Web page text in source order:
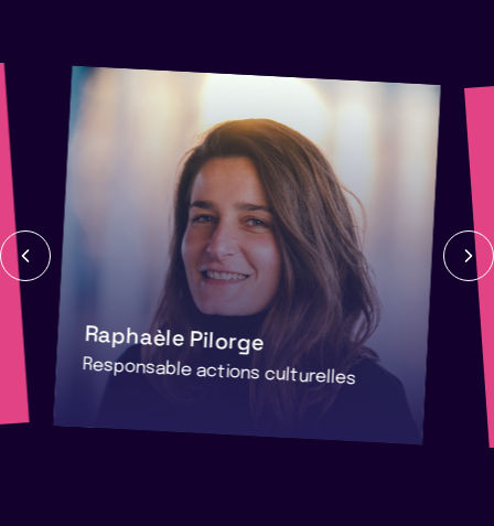
Raphaèle Pilorge
Responsable actions culturelles